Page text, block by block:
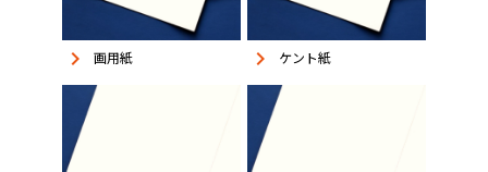
keyboard_arrow_right 画用紙 keyboard_arrow_right ケント紙